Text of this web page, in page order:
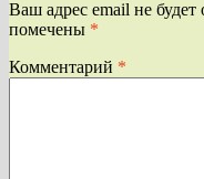
Ваш адрес email не будет
помечены *
Комментарий *